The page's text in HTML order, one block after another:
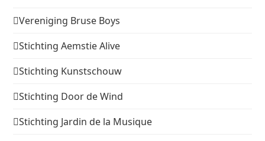
Vereniging Bruse Boys
Stichting Aemstie Alive
Stichting Kunstschouw
Stichting Door de Wind
Stichting Jardin de la Musique